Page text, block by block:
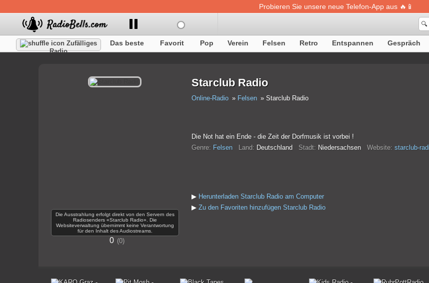
Probieren Sie unsere neue Telefon-App aus 🔥📱
🔍
Zufälliges
Radio
Das beste Favorit Pop Verein Felsen Retro Entspannen Gespräch
Die Ausstrahlung erfolgt direkt von den Servern des
Radiosenders «Starclub Radio». Die
Websiteverwaltung übernimmt keine Verantwortung
für den Inhalt des Audiostreams.
0 0
Starclub Radio
Online-Radio Felsen Starclub Radio
Die Not hat ein Ende - die Zeit der Dorfmusik ist vorbei !
Genre: Felsen Land: Deutschland Stadt: Niedersachsen Website: starclub-
▶ Herunterladen Starclub Radio am Computer
▶ Zu den Favoriten hinzufügen Starclub Radio